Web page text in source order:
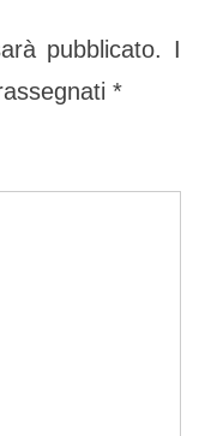
pubblicato. I
*